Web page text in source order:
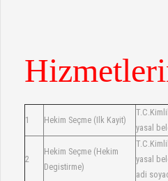
1 Hekim Seçme (Ilk Kayit)
yasal
2
Hekim Seçme (Hekim
Degistirme)
yasal
adi